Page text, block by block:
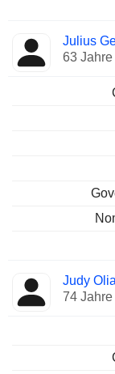
Julius
63 Jahre
Judy
74 Jahre